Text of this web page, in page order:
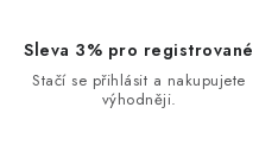
Sleva 3% pro registrované
Stačí se přihlásit a nakupujete
výhodněji.